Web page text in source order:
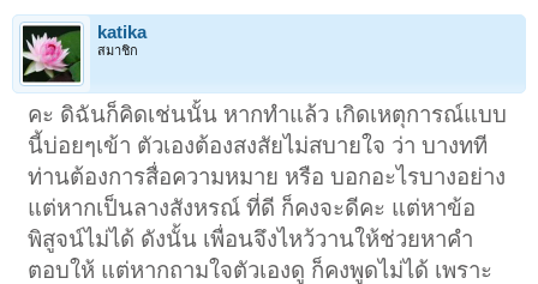
katika
สมาชิก
คะ ดิฉันก็คิดเช่นนั้น หากทำแล้ว เกิดเหตุการณ์แบบ
นี้บ่อยๆเข้า ตัวเองต้องสงสัยไม่สบายใจ ว่า บางทที
ท่านต้องการสื่อความหมาย หรือ บอกอะไรบางอย่าง
แต่หากเป็นลางสังหรณ์ ที่ดี ก็คงจะดีคะ แต่หาข้อ
พิสูจน์ไม่ได้ ดังนั้น เพื่อนจึงไหว้วานให้ช่วยหาคำ
ตอบให้ แต่หากถามใจตัวเองดู ก็คงพูดไม่ได้ เพราะ